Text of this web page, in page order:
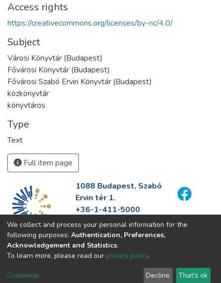
Access rights
https://creativecommons.org/licenses/by-nc/4.0/
Subject
Városi Könyvtár (Budapest)
Fővárosi Könyvtár (Budapest)
Fővárosi Szabó Ervin Könyvtár (Budapest)
közkönyvtár
könyvtáros
Type
Text
Full item page
1088 Budapest, Szabó
Ervin tér 1.
+36-1-411-5000
info@fszek.hu
https://fszek.hu
We collect and process your personal information for the
following purposes: Authentication, Preferences,
Acknowledgement and Statistics.
To learn more, please read our privacy policy.
Customize Decline That's ok